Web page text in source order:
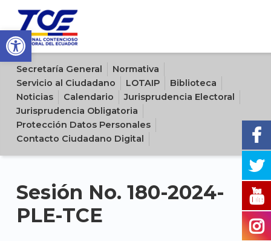
Open toolbar
Sitio oficial del Tribunal Contencioso Electoral del Ecuador
Secretaría General
Normativa
Servicio al Ciudadano
LOTAIP
Biblioteca
Noticias
Calendario
Jurisprudencia Electoral
Jurisprudencia Obligatoria
Protección Datos Personales
Contacto Ciudadano Digital
Sesión No. 180-2024-
PLE-TCE